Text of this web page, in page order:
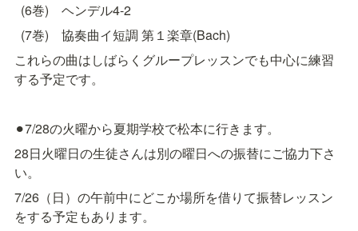
  (6巻)　ヘンデル4-2
  (7巻)　協奏曲イ短調 第１楽章(Bach)
これらの曲はしばらくグループレッスンでも中心に練習
する予定です。
⚫︎7/28の火曜から夏期学校で松本に行きます。
28日火曜日の生徒さんは別の曜日への振替にご協力下さ
い。
7/26（日）の午前中にどこか場所を借りて振替レッスン
をする予定もあります。